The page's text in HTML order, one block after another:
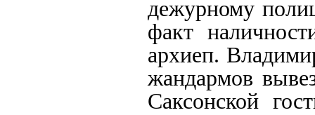
дежурному
факт
архиеп.
жандармов
Саксонской